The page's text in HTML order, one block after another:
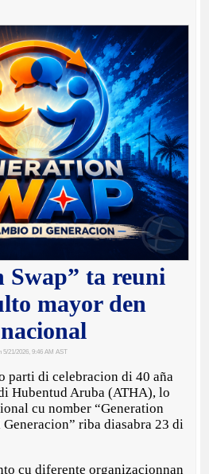
Swap” ta reuni
mayor den
5/21/2026, 9:46 AM AST
parti di celebracion di 40 aña
Hubentud Aruba (ATHA), lo
cu nomber “Generation
riba diasabra 23 di
cu diferente organizacionnan